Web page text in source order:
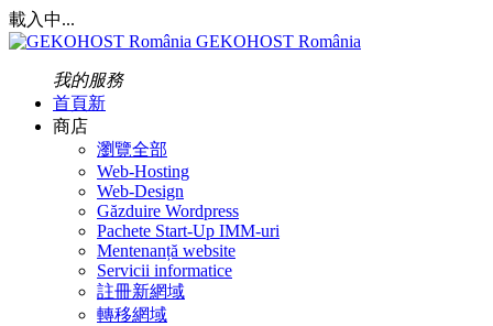
載入中...
GEKOHOST România
我的服務
首頁新
商店
瀏覽全部
Web-Hosting
Web-Design
Găzduire Wordpress
Pachete Start-Up IMM-uri
Mentenanță website
Servicii informatice
註冊新網域
轉移網域